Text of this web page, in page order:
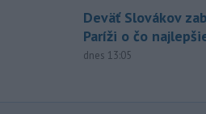
Deväť Slovákov
Paríži o čo
dnes 13:05